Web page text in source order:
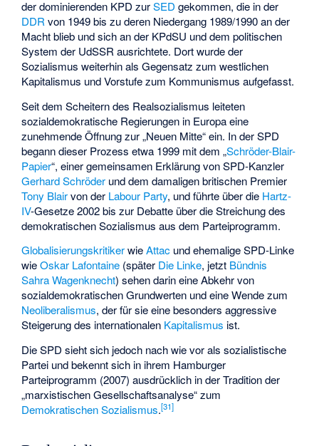
der dominierenden KPD zurSED gekommen, die in der
DDR von 1949 bis zu deren Niedergang 1989/1990 an der
Macht blieb und sich an der KPdSU und dem politischen
System der UdSSR ausrichtete. Dort wurde der
Sozialismus weiterhin als Gegensatz zum westlichen
Kapitalismus und Vorstufe zum Kommunismus aufgefasst.
Seit dem Scheitern des Realsozialismus leiteten
sozialdemokratische Regierungen in Europa eine
zunehmende Öffnung zur „Neuen Mitte“ ein. In der SPD
begann dieser Prozess etwa 1999 mit dem „Schröder-Blair-
Papier“, einer gemeinsamen Erklärung von SPD-Kanzler
Gerhard Schröder und dem damaligen britischen Premier
Tony Blairvon der Labour Party, und führte über die Hartz-
IV-Gesetze 2002 bis zur Debatte über die Streichung des
demokratischen Sozialismus aus dem Parteiprogramm.
GlobalisierungskritikerwieAttac und ehemalige SPD-Linke
wieOskar Lafontaine (später Die Linke, jetzt Bündnis
Sahra Wagenknecht) sehen darin eine Abkehr von
sozialdemokratischen Grundwerten und eine Wende zum
Neoliberalismus, der für sie eine besonders aggressive
Steigerung des internationalen Kapitalismus ist.
Die SPD sieht sich jedoch nach wie vor als sozialistische
Partei und bekennt sich in ihrem Hamburger
Parteiprogramm (2007) ausdrücklich in der Tradition der
„marxistischen Gesellschaftsanalyse“ zum
Demokratischen Sozialismus.[31]